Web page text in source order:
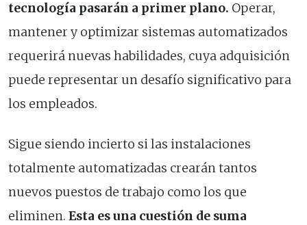
tecnología pasarán a primer plano. Operar,
mantener y optimizar sistemas automatizados
requerirá nuevas habilidades, cuya adquisición
puede representar un desafío significativo para
los empleados.
Sigue siendo incierto si las instalaciones
totalmente automatizadas crearán tantos
nuevos puestos de trabajo como los que
eliminen. Esta es una cuestión de suma